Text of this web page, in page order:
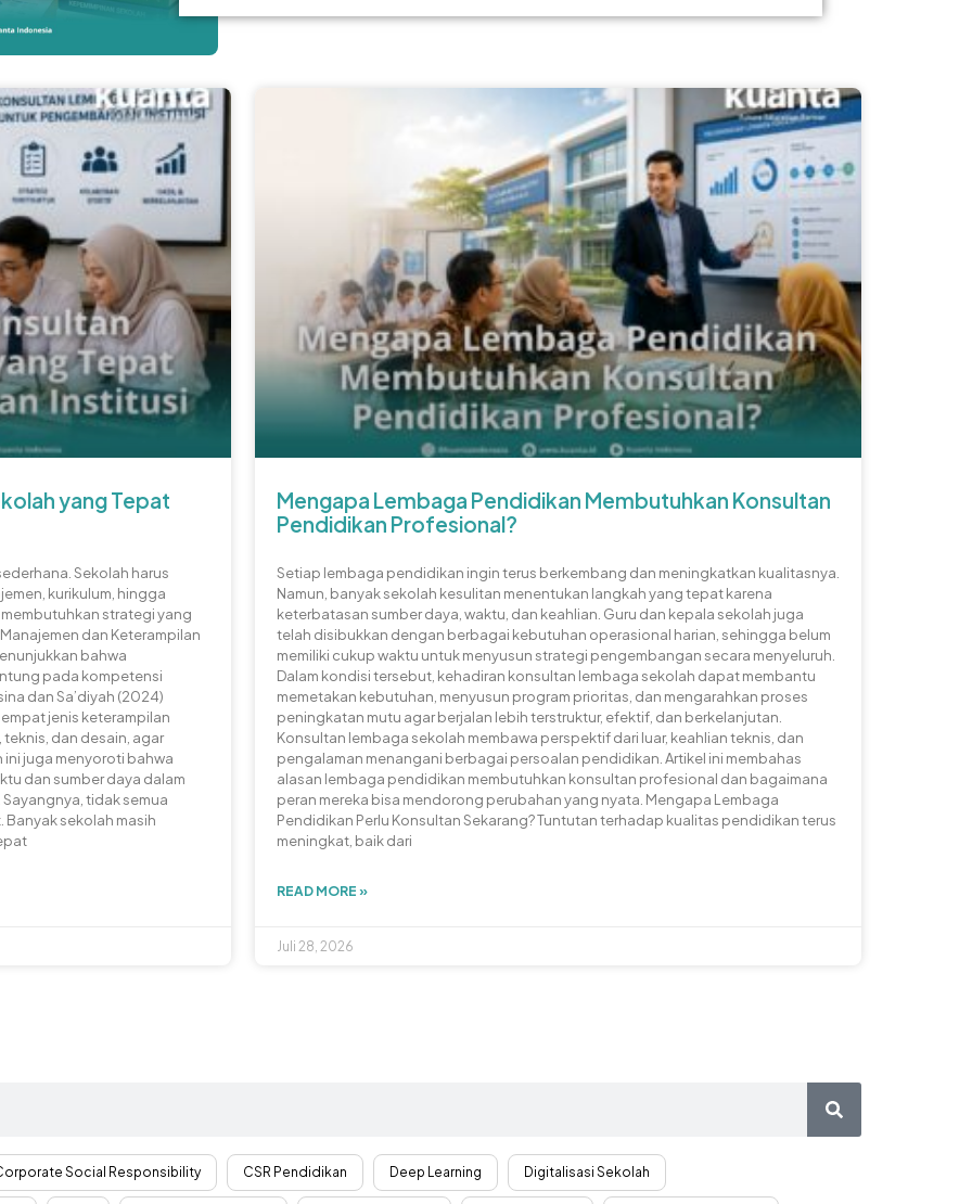
yang Tepat
Sekolah harus
kurikulum, hingga
strategi yang
dan Keterampilan
bahwa
pada kompetensi
dan Sa’diyah (2024)
jenis keterampilan
dan desain, agar
juga menyoroti bahwa
dan sumber daya dalam
tidak semua
sekolah masih
Mengapa Lembaga Pendidikan Membutuhkan Konsultan
Pendidikan Profesional?
Setiap lembaga pendidikan ingin terus berkembang dan meningkatkan kualitasnya.
Namun, banyak sekolah kesulitan menentukan langkah yang tepat karena
keterbatasan sumber daya, waktu, dan keahlian. Guru dan kepala sekolah juga
telah disibukkan dengan berbagai kebutuhan operasional harian, sehingga belum
memiliki cukup waktu untuk menyusun strategi pengembangan secara menyeluruh.
Dalam kondisi tersebut, kehadiran konsultan lembaga sekolah dapat membantu
memetakan kebutuhan, menyusun program prioritas, dan mengarahkan proses
peningkatan mutu agar berjalan lebih terstruktur, efektif, dan berkelanjutan.
Konsultan lembaga sekolah membawa perspektif dari luar, keahlian teknis, dan
pengalaman menangani berbagai persoalan pendidikan. Artikel ini membahas
alasan lembaga pendidikan membutuhkan konsultan profesional dan bagaimana
peran mereka bisa mendorong perubahan yang nyata. Mengapa Lembaga
Pendidikan Perlu Konsultan Sekarang? Tuntutan terhadap kualitas pendidikan terus
meningkat, baik dari
READ MORE »
Juli 28, 2026
Social Responsibility CSR Pendidikan Deep Learning Digitalisasi Sekolah